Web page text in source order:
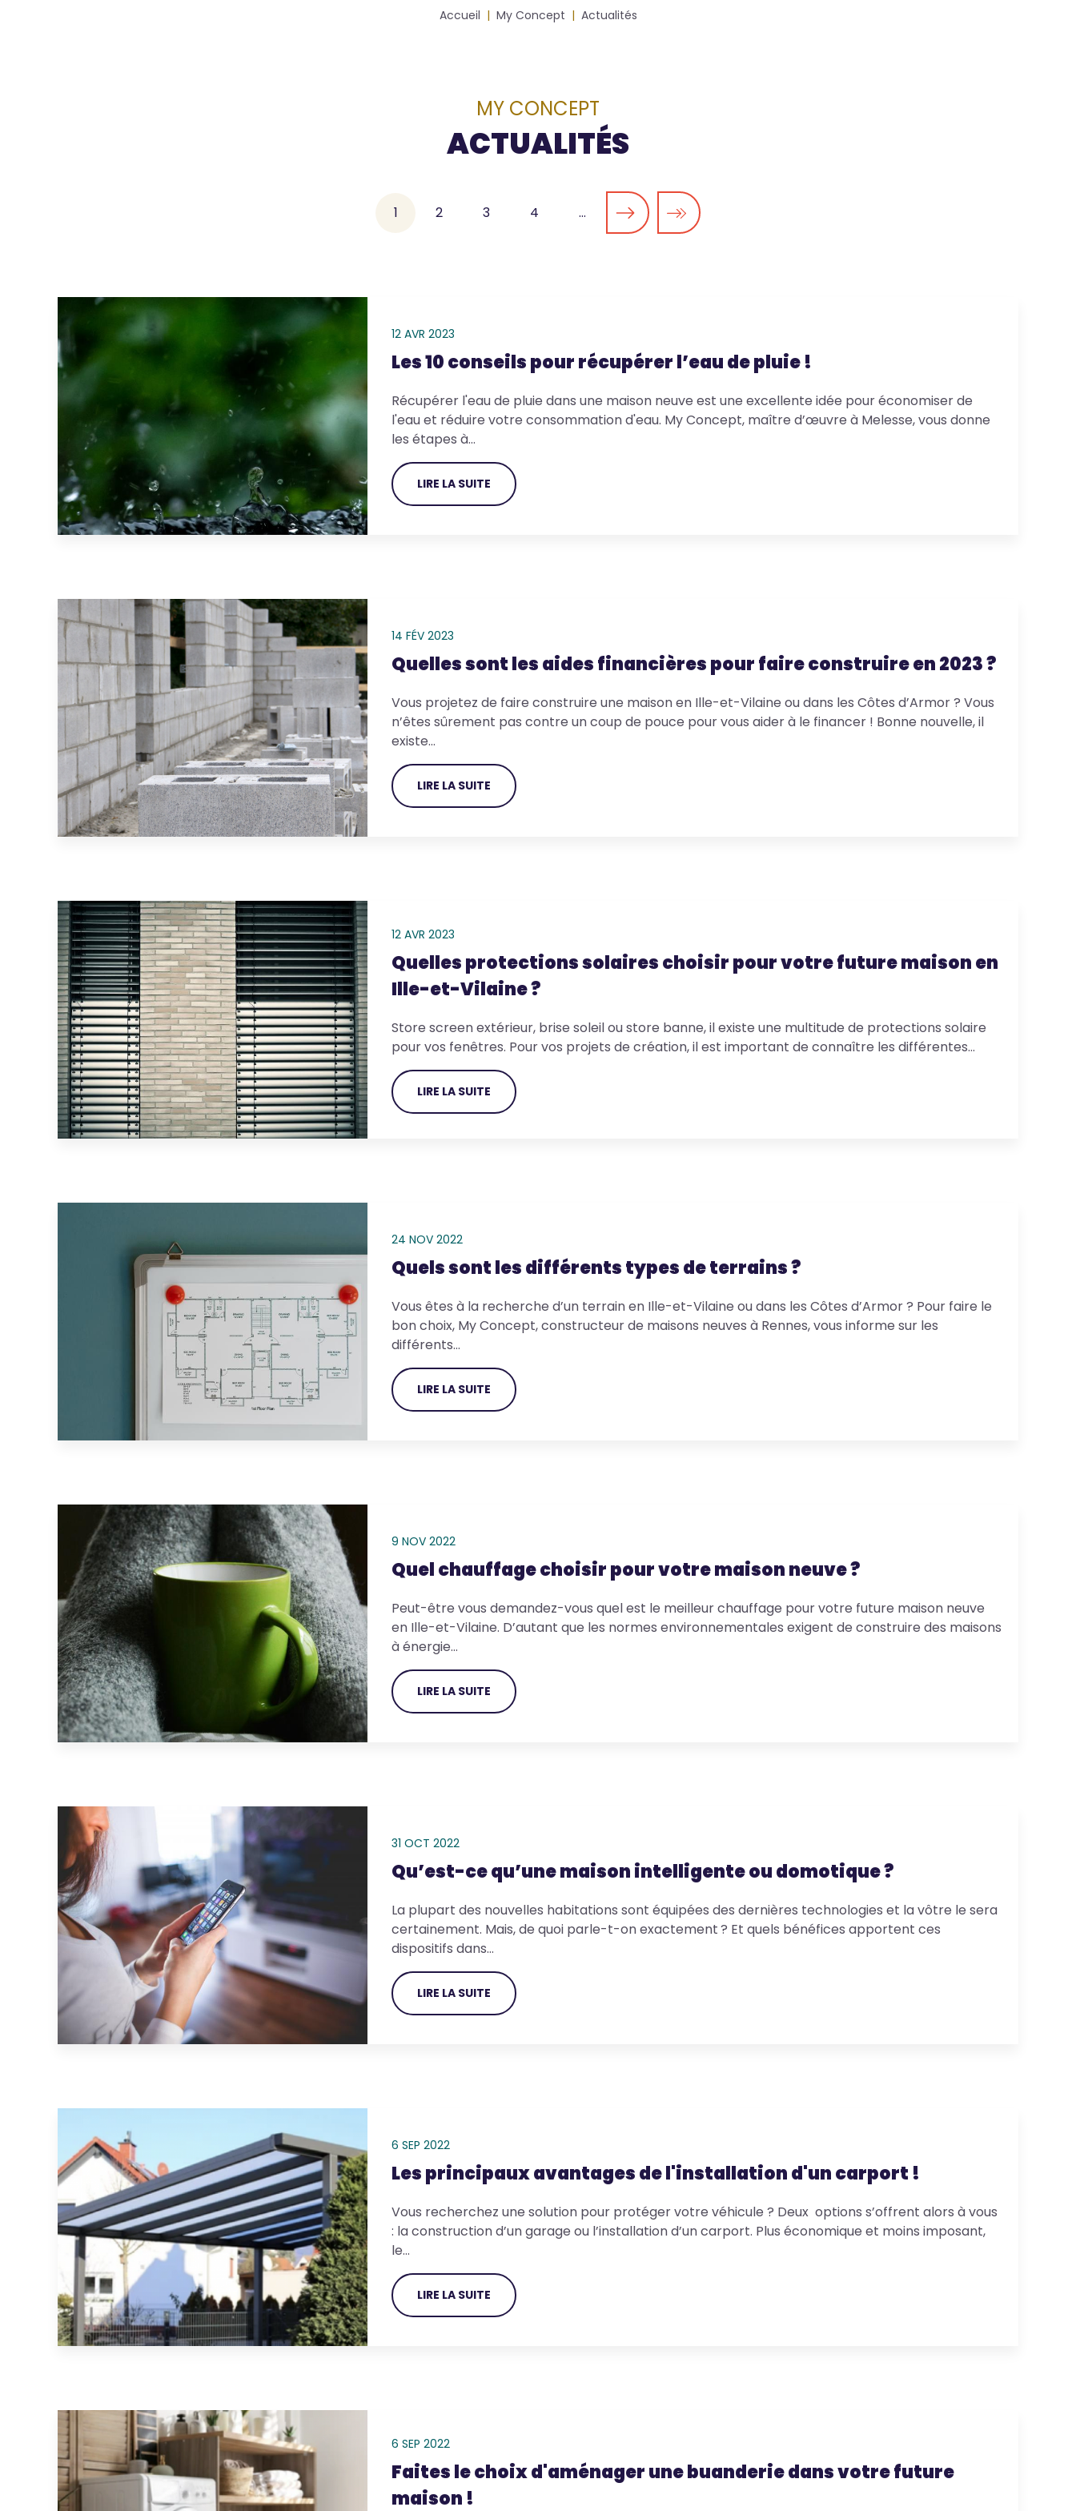
Accueil My Concept Actualités
MY CONCEPT
ACTUALITÉS
Page
1 Page
2 Page
3 Page
4 …
12 AVR 2023
Les 10 conseils pour récupérer l’eau de pluie !
Récupérer l'eau de pluie dans une maison neuve est une excellente idée pour économiser de
l'eau et réduire votre consommation d'eau. My Concept, maître d’œuvre à Melesse, vous donne
les étapes à…
LIRE LA SUITE
14 FÉV 2023
Quelles sont les aides financières pour faire construire en 2023 ?
Vous projetez de faire construire une maison en Ille-et-Vilaine ou dans les Côtes d’Armor ? Vous
n’êtes sûrement pas contre un coup de pouce pour vous aider à le financer ! Bonne nouvelle, il
existe…
LIRE LA SUITE
12 AVR 2023
Quelles protections solaires choisir pour votre future maison en
Ille-et-Vilaine ?
Store screen extérieur, brise soleil ou store banne, il existe une multitude de protections solaire
pour vos fenêtres. Pour vos projets de création, il est important de connaître les différentes…
LIRE LA SUITE
24 NOV 2022
Quels sont les différents types de terrains ?
Vous êtes à la recherche d’un terrain en Ille-et-Vilaine ou dans les Côtes d’Armor ? Pour faire le
bon choix, My Concept, constructeur de maisons neuves à Rennes, vous informe sur les
différents…
LIRE LA SUITE
9 NOV 2022
Quel chauffage choisir pour votre maison neuve ?
Peut-être vous demandez-vous quel est le meilleur chauffage pour votre future maison neuve
en Ille-et-Vilaine. D’autant que les normes environnementales exigent de construire des maisons
à énergie…
LIRE LA SUITE
31 OCT 2022
Qu’est-ce qu’une maison intelligente ou domotique ?
La plupart des nouvelles habitations sont équipées des dernières technologies et la vôtre le sera
certainement. Mais, de quoi parle-t-on exactement ? Et quels bénéfices apportent ces
dispositifs dans…
LIRE LA SUITE
6 SEP 2022
Les principaux avantages de l'installation d'un carport !
Vous recherchez une solution pour protéger votre véhicule ? Deux options s’offrent alors à vous
: la construction d’un garage ou l’installation d’un carport. Plus économique et moins imposant,
le…
LIRE LA SUITE
6 SEP 2022
Faites le choix d'aménager une buanderie dans votre future
maison !